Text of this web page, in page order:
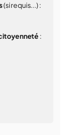
(si requis...) :
: